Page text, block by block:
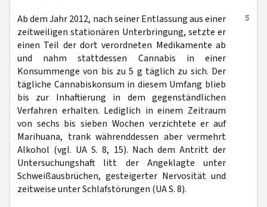
5
Ab dem Jahr 2012, nach seiner Entlassung aus einer
zeitweiligen stationären Unterbringung, setzte er
einen Teil der dort verordneten Medikamente ab
und nahm stattdessen Cannabis in einer
Konsummenge von bis zu 5 g täglich zu sich. Der
tägliche Cannabiskonsum in diesem Umfang blieb
bis zur Inhaftierung in dem gegenständlichen
Verfahren erhalten. Lediglich in einem Zeitraum
von sechs bis sieben Wochen verzichtete er auf
Marihuana, trank währenddessen aber vermehrt
Alkohol (vgl. UA S. 8, 15). Nach dem Antritt der
Untersuchungshaft litt der Angeklagte unter
Schweißausbrüchen, gesteigerter Nervosität und
zeitweise unter Schlafstörungen (UA S. 8).